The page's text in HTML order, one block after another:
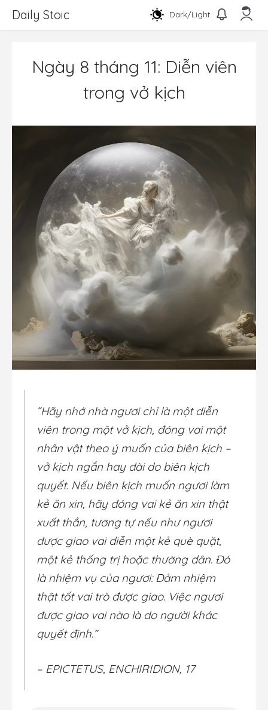
đến
Daily Stoic Dark/Light
Ngày 8 tháng 11: Diễn viên
trong vở kịch
“Hãy nhớ nhà ngươi chỉ là một diễn
viên trong một vở kịch, đóng vai một
nhân vật theo ý muốn của biên kịch –
vở kịch ngắn hay dài do biên kịch
quyết. Nếu biên kịch muốn ngươi làm
kẻ ăn xin, hãy đóng vai kẻ ăn xin thật
xuất thần, tương tự nếu như ngươi
được giao vai diễn một kẻ què quặt,
một kẻ thống trị hoặc thường dân. Đó
là nhiệm vụ của ngươi: Đảm nhiệm
thật tốt vai trò được giao. Việc ngươi
được giao vai nào là do người khác
quyết định.”
– EPICTETUS, ENCHIRIDION, 17